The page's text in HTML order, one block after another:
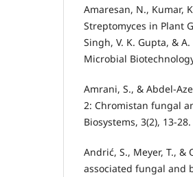
Amaresan, N., Kumar,
Streptomyces in Plant
Singh, V. K. Gupta, &
Microbial
Amrani, S., & Abdel-
2: Chromistan fungal
Biosystems, 3(2), 13-28.
Andrić, S., Meyer, T.,
associated fungal and